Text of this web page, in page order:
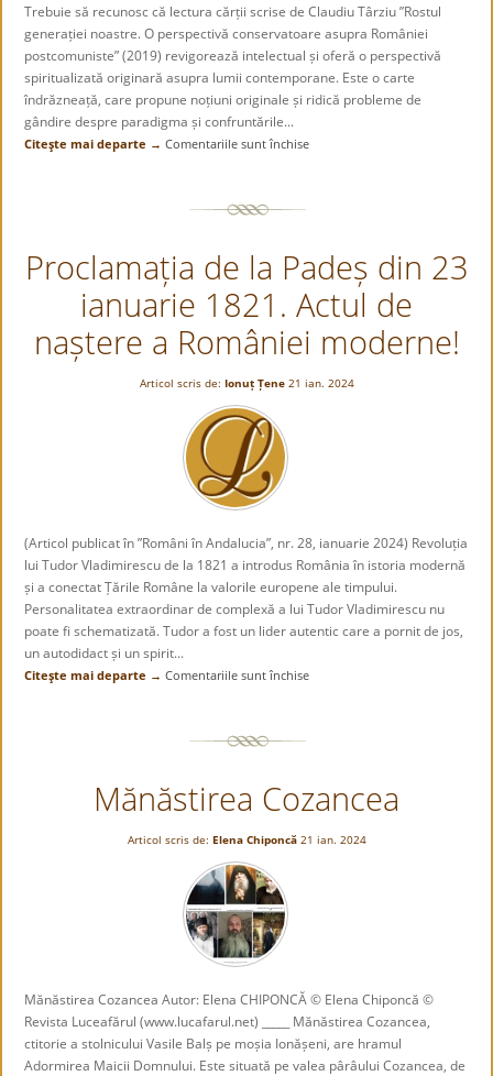
Trebuie să recunosc că lectura cărții scrise de Claudiu Târziu ”Rostul
generației noastre. O perspectivă conservatoare asupra României
postcomuniste” (2019) revigorează intelectual și oferă o perspectivă
spiritualizată originară asupra lumii contemporane. Este o carte
îndrăzneață, care propune noțiuni originale și ridică probleme de
gândire despre paradigma și confruntările...
Citeşte mai departe → Comentariile sunt închise
catehism
conservator
actualizat
de
Claudiu
Proclamația de la Padeș din 23
ianuarie 1821. Actul de
naștere a României moderne!
Articol scris de: Ionuț Țene 21 ian. 2024
(Articol publicat în ”Români în Andalucia”, nr. 28, ianuarie 2024) Revoluția
lui Tudor Vladimirescu de la 1821 a introdus România în istoria modernă
și a conectat Țările Române la valorile europene ale timpului.
Personalitatea extraordinar de complexă a lui Tudor Vladimirescu nu
poate fi schematizată. Tudor a fost un lider autentic care a pornit de jos,
un autodidact și un spirit...
Citeşte mai departe → Comentariile sunt închise
23
Mănăstirea Cozancea
Articol scris de: Elena Chiponcă 21 ian. 2024
Mănăstirea Cozancea Autor: Elena CHIPONCĂ © Elena Chiponcă ©
Revista Luceafărul (www.lucafarul.net) _____ Mănăstirea Cozancea,
ctitorie a stolnicului Vasile Balș pe moșia Ionășeni, are hramul
Adormirea Maicii Domnului. Este situată pe valea pârâului Cozancea, de